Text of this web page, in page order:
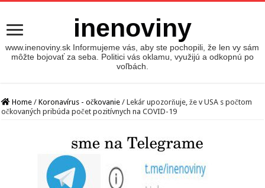
inenoviny
www.inenoviny.sk Informujeme vás, aby ste pochopili, že len vy sám
môžte bojovať za seba. Politici vás oklamu, využijú a odkopnú po
voľbách.
Home / Koronavírus - očkovanie / Lekár upozorňuje, že v USA s počtom
očkovaných pribúda počet pozitívnych na COVID-19